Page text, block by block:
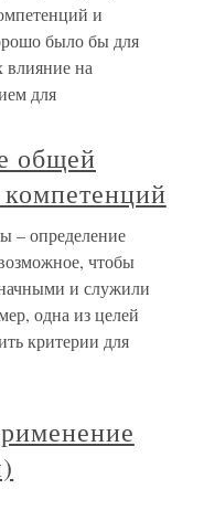
и
было бы для
на
для
общей
– определение
чтобы
и служили
одна из целей
критерии для